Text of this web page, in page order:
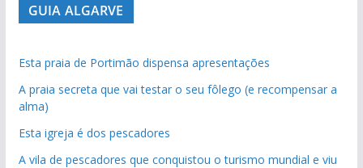
GUIA ALGARVE
Esta praia de Portimão dispensa apresentações
A praia secreta que vai testar o seu fôlego (e recompensar a
alma)
Esta igreja é dos pescadores
A vila de pescadores que conquistou o turismo mundial e viu